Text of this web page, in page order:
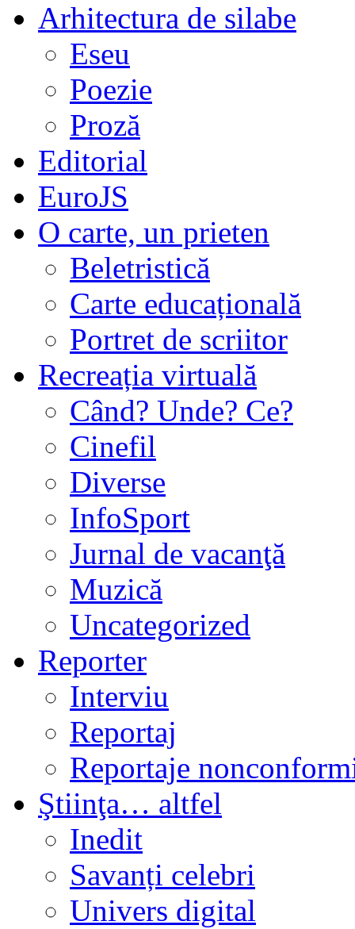
Arhitectura de silabe
Eseu
Poezie
Proză
Editorial
EuroJS
O carte, un prieten
Beletristică
Carte educațională
Portret de scriitor
Recreația virtuală
Când? Unde? Ce?
Cinefil
Diverse
InfoSport
Jurnal de vacanţă
Muzică
Uncategorized
Reporter
Interviu
Reportaj
Reportaje
Ştiinţa… altfel
Inedit
Savanți celebri
Univers digital